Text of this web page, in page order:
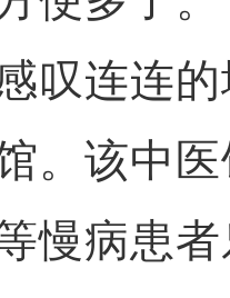
叹连连
。该中
慢病患